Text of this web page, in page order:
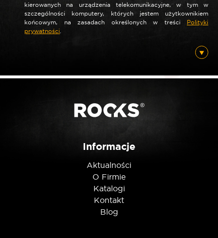
Nazwa*
Posiadam ten produkt
kierowanych na urządzenia telekomunikacyjne, w tym w
szczególności komputery, których jestem użytkownikiem
końcowym, na zasadach określonych w treści Polityki
prywatności
Informacje
Aktualności
O Firmie
Katalogi
Kontakt
Blog